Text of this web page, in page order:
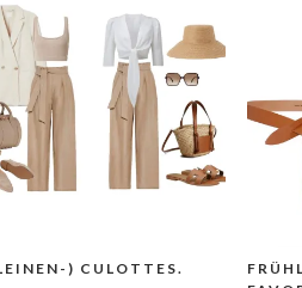
) CULOTTES.